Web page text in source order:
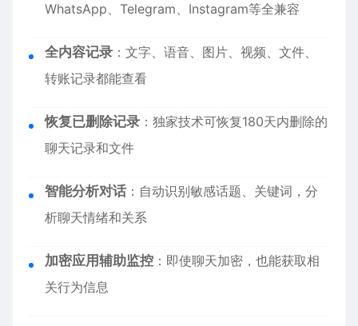
WhatsApp、Telegram、Instagram等全兼容
全内容记录 ：文字、语音、图片、视频、文件、
转账记录都能查看
恢复已删除记录 ：独家技术可恢复180天内删除的
聊天记录和文件
智能分析对话 ：自动识别敏感话题、关键词，分
析聊天情绪和关系
加密应用辅助监控 ：即使聊天加密，也能获取相
关行为信息